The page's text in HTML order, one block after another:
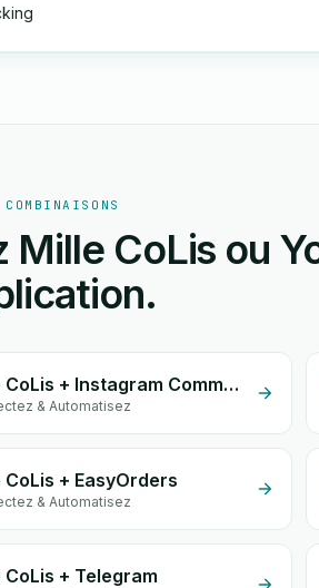
Mille CoLis ou
Mille CoLis + Instagram Comment
& Automatisez
CoLis + EasyOrders
& Automatisez
CoLis + Telegram